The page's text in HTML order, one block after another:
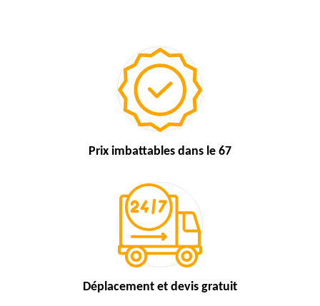
Prix imbattables dans le 67
Déplacement et devis gratuit